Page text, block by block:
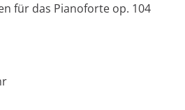
für das Pianoforte op. 104